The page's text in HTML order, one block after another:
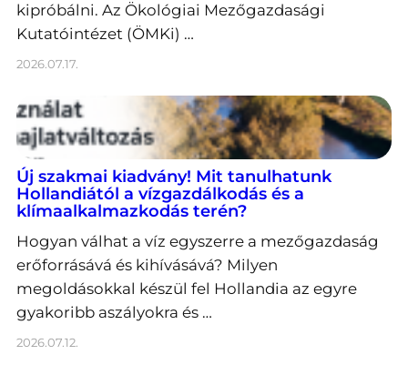
kipróbálni. Az Ökológiai Mezőgazdasági
Kutatóintézet (ÖMKi) …
2026.07.17.
Új szakmai kiadvány! Mit tanulhatunk
Hollandiától a vízgazdálkodás és a
klímaalkalmazkodás terén?
Hogyan válhat a víz egyszerre a mezőgazdaság
erőforrásává és kihívásává? Milyen
megoldásokkal készül fel Hollandia az egyre
gyakoribb aszályokra és …
2026.07.12.